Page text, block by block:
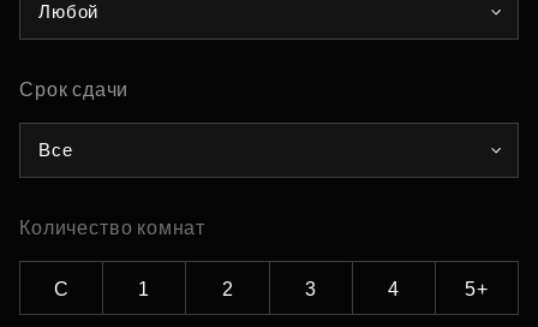
Любой
Срок сдачи
Все
Количество комнат
С 1 2 3 4 5+